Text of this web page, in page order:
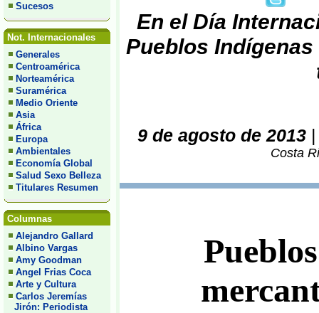
Sucesos
Not. Internacionales
Generales
Centroamérica
Norteamérica
Suramérica
Medio Oriente
Asia
África
Europa
Ambientales
Economía Global
Salud Sexo Belleza
Titulares Resumen
Columnas
Alejandro Gallard
Albino Vargas
Amy Goodman
Angel Frias Coca
Arte y Cultura
Carlos Jeremías
Jirón: Periodista
En el Día
Pueblos
9 de agosto de 2013
Costa